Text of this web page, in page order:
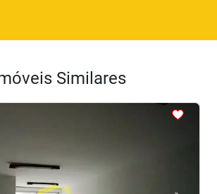
Similares